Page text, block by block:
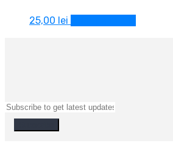
25,00 lei